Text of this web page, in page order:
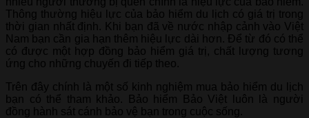
Thông thường hiệu lực của bảo hiểm du lịch có giá trị trong
thời gian nhất định. Khi bạn đã về nước nhập cảnh vào Việt
Nam bạn cần gia hạn thêm hiệu lực dài hơn. Để từ đó có thể
có được một hợp đồng bảo hiểm giá trị, chất lượng tương
ứng cho những chuyến đi tiếp theo.
Trên đây chính là một số kinh nghiệm mua bảo hiểm du lịch
bạn có thể tham khảo. Bảo hiểm Bảo Việt luôn là người
đồng hành sát cánh bảo vệ bạn trong cuộc sống.